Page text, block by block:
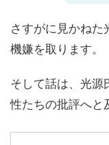
さすがに見かねた
機嫌を取ります。
そして話は、光源
性たちの批評へと